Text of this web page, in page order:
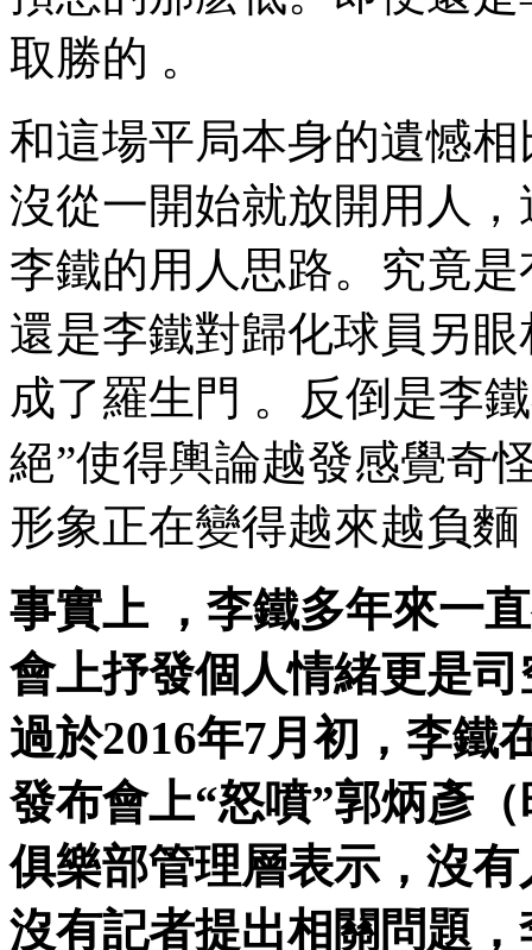
取勝的 。
和這場平局本身的遺憾相
沒從一開始就放開用人
李鐵的用人思路。究竟
還是李鐵對歸化球員另眼
成了羅生門 。反倒是
絕”使得輿論越發感覺奇怪
形象正在變得越來越負麵
事實上 ，李鐵多年來
會上抒發個人情緒更是司
過於2016年7月初，李
發布會上“怒噴”郭炳彥（
俱樂部管理層表示，沒
沒有記者提出相關問題